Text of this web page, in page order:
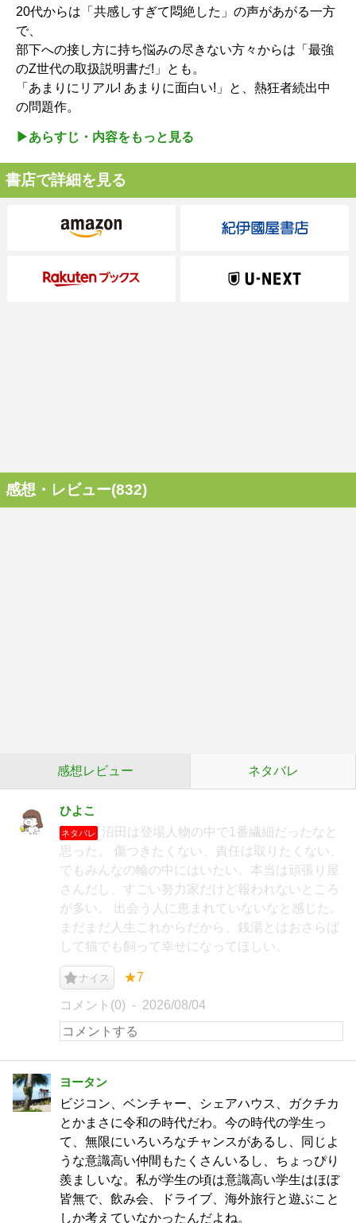
20代からは「共感しすぎて悶絶した」の声があがる一方
で、
部下への接し方に持ち悩みの尽きない方々からは「最強
のZ世代の取扱説明書だ!」とも。
「あまりにリアル! あまりに面白い!」と、熱狂者続出中
の問題作。
▶︎あらすじ・内容をもっと見る
書店で詳細を見る
感想・レビュー(832)
感想レビュー ネタバレ
ひよこ
ネタバレ
沼田は登場人物の中で1番繊細だったなと
思った。 傷つきたくない、責任は取りたくない、
でもみんなの輪の中にはいたい。本当は頑張り屋
さんだし、すごい努力家だけど報われないところ
が多い。 出会う人に恵まれていないなと感じた。
まだまだ人生これからだから、銭湯とはおさらば
して猫でも飼って幸せになってほしい。
ナイス ★7
コメント(0) 2026/08/04
ヨータン
ビジコン、ベンチャー、シェアハウス、ガクチカ
とかまさに令和の時代だわ。今の時代の学生っ
て、無限にいろいろなチャンスがあるし、同じよ
うな意識高い仲間もたくさんいるし、ちょっぴり
羨ましいな。私が学生の頃は意識高い学生はほぼ
皆無で、飲み会、ドライブ、海外旅行と遊ぶこと
しか考えていなかったんだよね。